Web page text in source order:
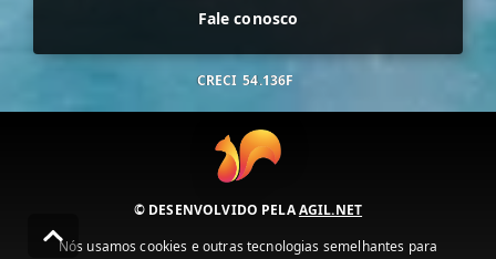
Fale conosco
CRECI 54.136F
© DESENVOLVIDO PELAAGIL.NET
Nós usamos cookies e outras tecnologias semelhantes para